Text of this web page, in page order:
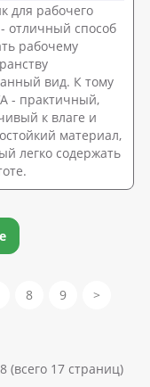
для рабочего
- отличный способ
рабочему
вид. К тому
- практичный,
к влаге и
материал,
легко содержать
8 9 >
(всего 17 страниц)